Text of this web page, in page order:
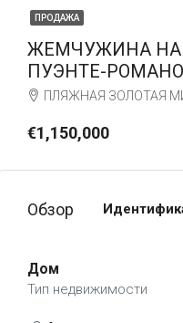
ПРОДАЖА
ЖЕМЧУЖИНА НА
ПУЭНТЕ-РОМАНО
ПЛЯЖНАЯ ЗОЛОТАЯ
€1,150,000
Обзор
Дом
Тип недвижимости